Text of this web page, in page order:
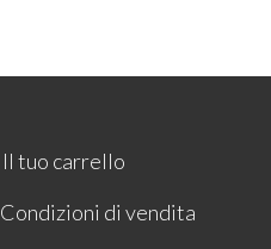
Il tuo carrello
Condizioni di vendita